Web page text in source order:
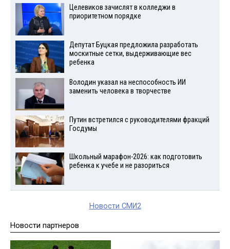
Целевиков зачислят в колледжи в
приоритетном порядке
Депутат Буцкая предложила разработать
москитные сетки, выдерживающие вес
ребенка
Володин указал на неспособность ИИ
заменить человека в творчестве
Путин встретился с руководителями фракций
Госдумы
Школьный марафон-2026: как подготовить
ребенка к учебе и не разориться
Новости СМИ2
Новости партнеров